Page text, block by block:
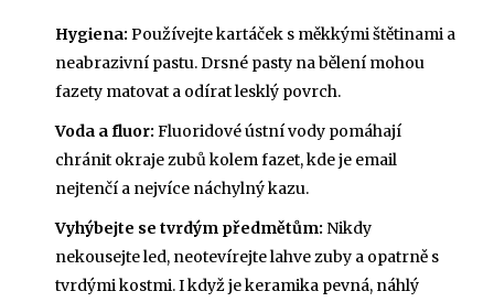
Hygiena: Používejte kartáček s měkkými štětinami a
neabrazivní pastu. Drsné pasty na bělení mohou
fazety matovat a odírat lesklý povrch.
Voda a fluor: Fluoridové ústní vody pomáhají
chránit okraje zubů kolem fazet, kde je email
nejtenčí a nejvíce náchylný kazu.
Vyhýbejte se tvrdým předmětům: Nikdy
nekousejte led, neotevírejte lahve zuby a opatrně s
tvrdými kostmi. I když je keramika pevná, náhlý